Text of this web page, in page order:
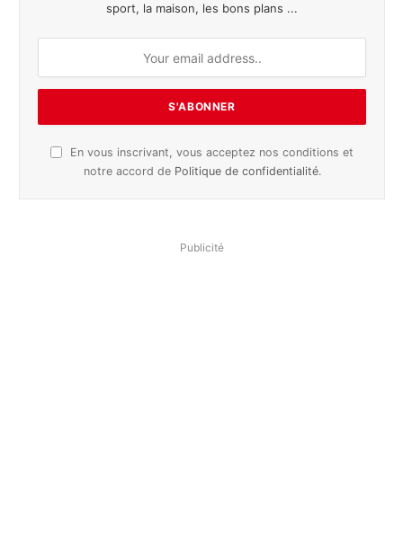
sport, la maison, les bons plans ...
En vous inscrivant, vous acceptez nos conditions et
notre accord de Politique de confidentialité.
Publicité